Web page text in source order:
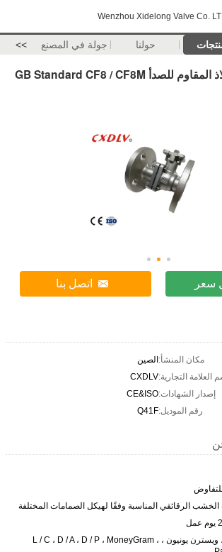
Wenzhou Xidelong Valve Co.
حولنا جولة في المصنع >>
صمام كرة من الفولاذ المقاوم للصدأ GB Standard CF8 / CF8M
سعر اتصل بنا
مكان المنشأ:الصين
العلامة التجارية:CXDLV
إصدار الشهادات:CE&ISO
رقم الموديل:Q41F
الخشب الرقائقي المناسبة وفقًا لهيكل الصمامات المختلفة
T / T ، ويسترن يونيون ، L / C ، D / A ، D / P ، MoneyGram ،